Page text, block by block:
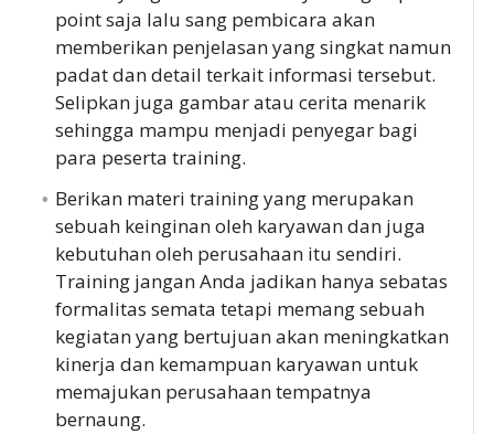
point saja lalu sang pembicara akan
memberikan penjelasan yang singkat namun
padat dan detail terkait informasi tersebut.
Selipkan juga gambar atau cerita menarik
sehingga mampu menjadi penyegar bagi
para peserta training.
Berikan materi training yang merupakan
sebuah keinginan oleh karyawan dan juga
kebutuhan oleh perusahaan itu sendiri.
Training jangan Anda jadikan hanya sebatas
formalitas semata tetapi memang sebuah
kegiatan yang bertujuan akan meningkatkan
kinerja dan kemampuan karyawan untuk
memajukan perusahaan tempatnya
bernaung.